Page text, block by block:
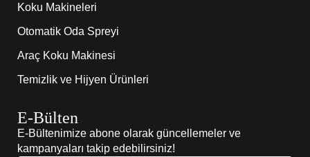
Koku Makineleri
Otomatik Oda Spreyi
Araç Koku Makinesi
Temizlik ve Hijyen Ürünleri
E-Bülten
E-Bültenimize abone olarak güncellemeler ve
kampanyaları takip edebilirsiniz!